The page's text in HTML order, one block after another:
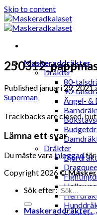
Skip to content
Maskeraddräkter
Dräkter
80-
90-
Ängel- &
Dräkter
Published januari 29, 2021
Superman
Trackbacks are closed,
Lämna ett svar
Du måste varainloggadför
Copyright 2026 ©
Sök efter:
Maskeraddräkter